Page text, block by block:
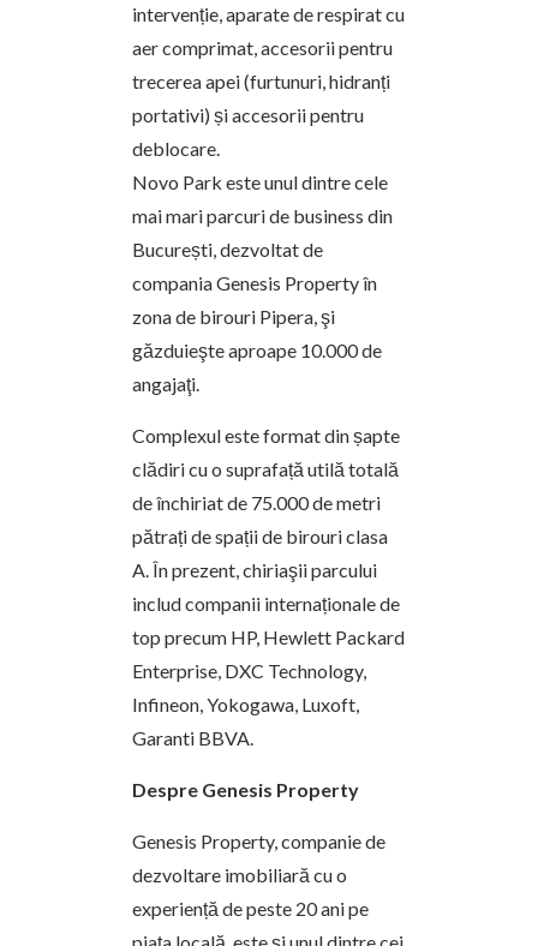
intervenție, aparate de respirat cu
aer comprimat, accesorii pentru
trecerea apei (furtunuri, hidranți
portativi) și accesorii pentru
deblocare.
Novo Park este unul dintre cele
mai mari parcuri de business din
București, dezvoltat de
compania Genesis Property în
zona de birouri Pipera, şi
găzduieşte aproape 10.000 de
angajaţi.
Complexul este format din șapte
clădiri cu o suprafață utilă totală
de închiriat de 75.000 de metri
pătrați de spații de birouri clasa
A. În prezent, chiriaşii parcului
includ companii internaționale de
top precum HP, Hewlett Packard
Enterprise, DXC Technology,
Infineon, Yokogawa, Luxoft,
Garanti BBVA.
Despre Genesis Property
Genesis Property, companie de
dezvoltare imobiliară cu o
experiență de peste 20 ani pe